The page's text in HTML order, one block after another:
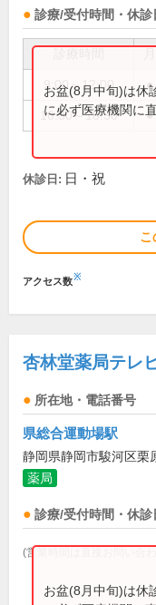
診療/受付時間・休診
9:00～12:00 ●
16:30～18:30 ●
お盆(8月中旬)は休
に必ず医療機関に
休診日: 日・祝
こ
アクセス数※
杏林堂薬局テレ
所在地・電話番号
県総合運動場駅
静岡県静岡市駿河区栗
薬局
診療/受付時間・休診
(営業時間は直接お問い合わ
お盆(8月中旬)は休